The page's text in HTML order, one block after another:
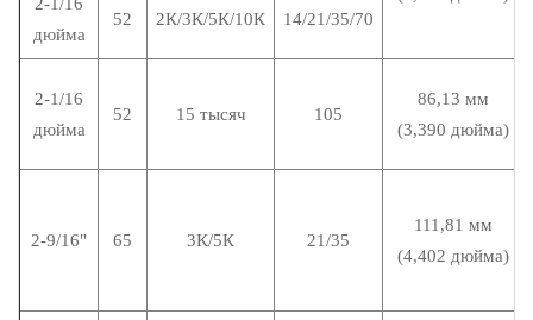
дюйма
52 2К/3К/5К/10К 14/21/35/70
2-1/16
дюйма
52 15 тысяч 105
86,13 мм
(3,390 дюйма)
2-9/16" 65 3К/5К 21/35
111,81 мм
(4,402 дюйма)